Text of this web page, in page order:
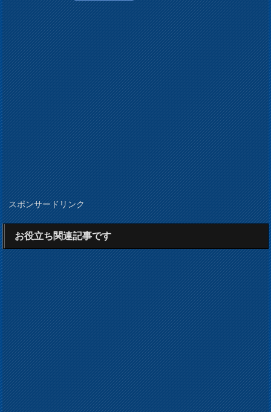
スポンサードリンク
お役立ち関連記事です